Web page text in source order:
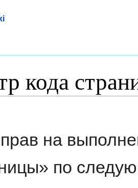
кода
на
по